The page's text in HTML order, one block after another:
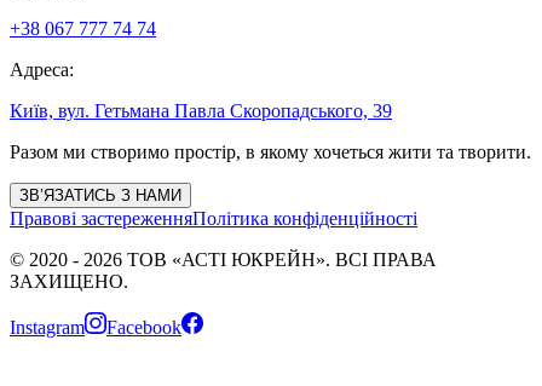
+38 067 777 74 74
Адреса:
Київ, вул. Гетьмана Павла Скоропадського, 39
Разом ми створимо простір, в якому хочеться жити та творити.
ЗВ’ЯЗАТИСЬ З НАМИ
Правові застереженняПолітика конфіденційності
© 2020 - 2026 ТОВ «АСТІ ЮКРЕЙН». ВСІ ПРАВА
ЗАХИЩЕНО.
Instagram Facebook